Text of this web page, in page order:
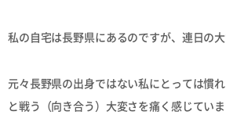
私の自宅は長野県にあるのですが、連日の大
元々長野県の出身ではない私にとっては慣
と戦う（向き合う）大変さを痛く感じていま